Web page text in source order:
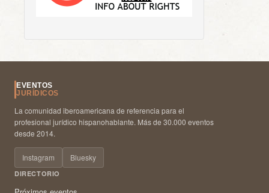
EVENTOS
JURÍDICOS
La comunidad iberoamericana de referencia para el
profesional jurídico hispanohablante. Más de 30.000 eventos
desde 2014.
Instagram Bluesky
DIRECTORIO